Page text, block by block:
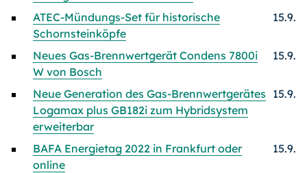
ATEC-Mündungs-Set für historische
Schornsteinköpfe
15.9.
Neues Gas-Brennwertgerät Condens 7800i
W von Bosch
15.9.
Neue Generation des Gas-Brennwertgerätes
Logamax plus GB182i zum Hybridsystem
erweiterbar
15.9.
BAFA Energietag 2022 in Frankfurt oder
online
15.9.